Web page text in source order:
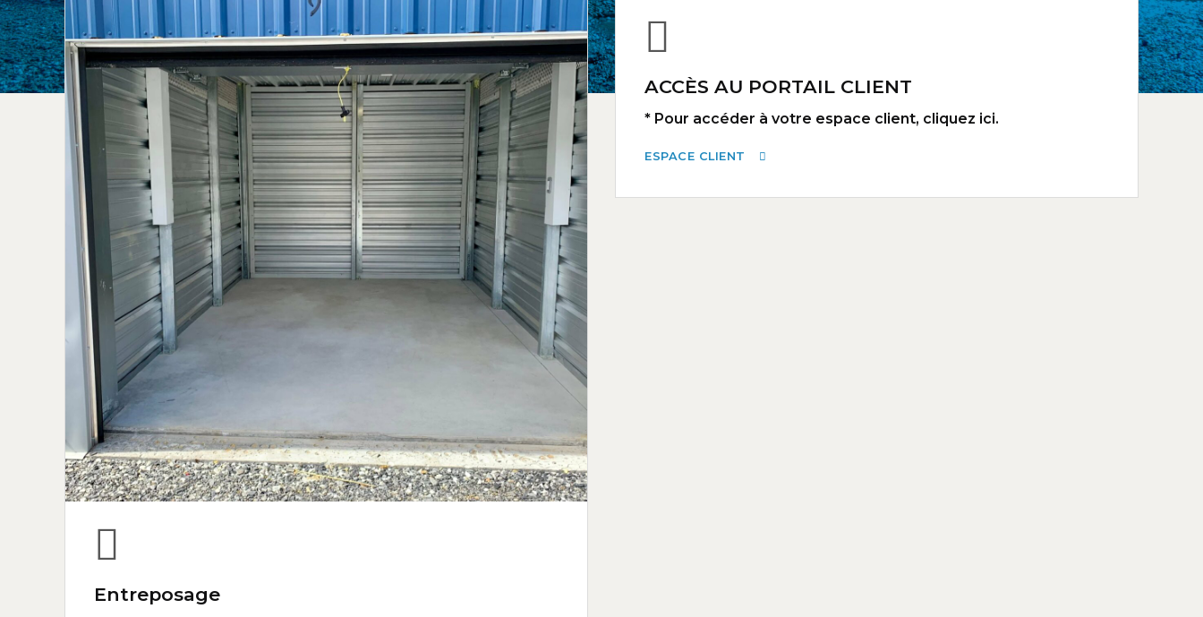
Entreposage
ACCÈS AU PORTAIL CLIENT
* Pour accéder à votre espace client, cliquez ici.
ESPACE CLIENT